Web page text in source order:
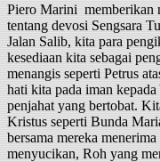
Piero Marini memberikan
tentang devosi Sengsara
Jalan Salib, kita para
kesediaan kita sebagai
menangis seperti Petrus
hati kita pada iman
penjahat yang bertobat.
Kristus seperti Bunda
bersama mereka
menyucikan, Roh yang